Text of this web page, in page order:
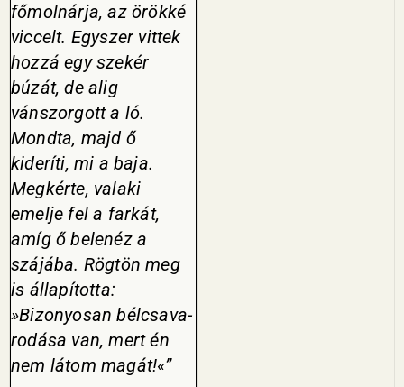
főmolnárja, az örökké
viccelt. Egy­szer vittek
hozzá egy szekér
búzát, de alig
vánszorgott a ló.
Mondta, majd ő
kideríti, mi a baja.
Megkér­te, valaki
emelje fel a farkát,
amíg ő belenéz a
szájába. Rögtön meg
is állapította:
»Bizonyosan bélcsava­
rodása van, mert én
nem látom magát!«”